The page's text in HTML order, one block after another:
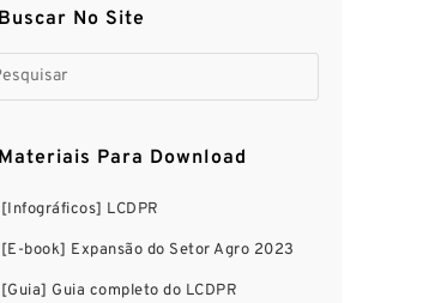
Buscar No Site
Materiais Para Download
[Infográficos] LCDPR
[E-book] Expansão do Setor Agro 2023
[Guia] Guia completo do LCDPR